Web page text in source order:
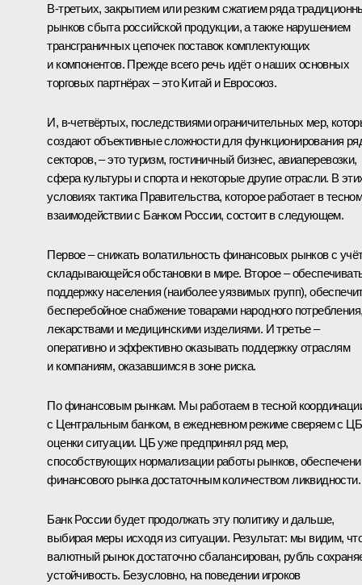
В-третьих, закрытием или резким сжатием ряда
рынков сбыта российской продукции, а также нарушением
трансграничных цепочек поставок комплектующих
и компонентов. Прежде всего речь идёт о наших основных
торговых партнёрах – это Китай и Евросоюз.
И, в-четвёртых, последствиями ограничительных мер,
создают объективные сложности для функционирования
секторов, – это туризм, гостиничный бизнес, авиаперевозки,
сфера культуры и спорта и некоторые другие отрасли. В
условиях тактика Правительства, которое работает в
взаимодействии с Банком России, состоит в следующем.
Первое – снижать волатильность финансовых рынков с
складывающейся обстановки в мире. Второе –
поддержку населения (наиболее уязвимых групп),
бесперебойное снабжение товарами народного
лекарствами и медицинскими изделиями. И третье –
оперативно и эффективно оказывать поддержку отраслям
и компаниям, оказавшимся в зоне риска.
По финансовым рынкам. Мы работаем в тесной
с Центральным банком, в ежедневном режиме сверяем с ЦБ
оценки ситуации. ЦБ уже предпринял ряд мер,
способствующих нормализации работы рынков,
финансового рынка достаточным количеством ликвидности.
Банк России будет продолжать эту политику и дальше,
выбирая меры исходя из ситуации. Результат: мы видим,
валютный рынок достаточно сбалансирован, рубль
устойчивость. Безусловно, на поведении игроков